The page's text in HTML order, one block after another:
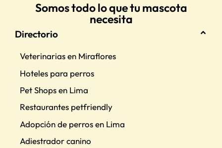
Somos todo lo que tu mascota
necesita
Directorio
Veterinarias en Miraflores
Hoteles para perros
Pet Shops en Lima
Restaurantes petfriendly
Adopción de perros en Lima
Adiestrador canino